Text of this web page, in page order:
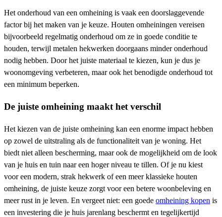
Het onderhoud van een omheining is vaak een doorslaggevende
factor bij het maken van je keuze. Houten omheiningen vereisen
bijvoorbeeld regelmatig onderhoud om ze in goede conditie te
houden, terwijl metalen hekwerken doorgaans minder onderhoud
nodig hebben. Door het juiste materiaal te kiezen, kun je dus je
woonomgeving verbeteren, maar ook het benodigde onderhoud tot
een minimum beperken.
De juiste omheining maakt het verschil
Het kiezen van de juiste omheining kan een enorme impact hebben
op zowel de uitstraling als de functionaliteit van je woning. Het
biedt niet alleen bescherming, maar ook de mogelijkheid om de look
van je huis en tuin naar een hoger niveau te tillen. Of je nu kiest
voor een modern, strak hekwerk of een meer klassieke houten
omheining, de juiste keuze zorgt voor een betere woonbeleving en
meer rust in je leven. En vergeet niet: een goede omheining kopen is
een investering die je huis jarenlang beschermt en tegelijkertijd